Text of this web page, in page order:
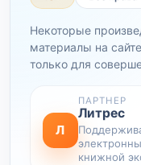
Некоторые
материалы на
только для
Л
ПАРТНЕР
Литрес
книжной